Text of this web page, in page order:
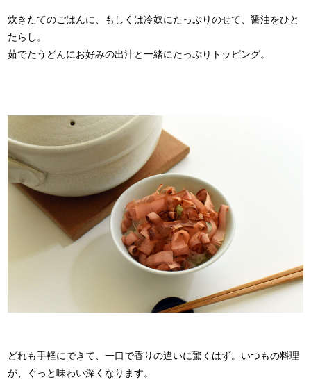
炊きたてのごはんに、もしくは冷奴にたっぷりのせて、醤油をひと
たらし。
茹でたうどんにお好みの出汁と一緒にたっぷりトッピング。
どれも手軽にできて、一口で香りの違いに驚くはず。いつもの料理
が、ぐっと味わい深くなります。